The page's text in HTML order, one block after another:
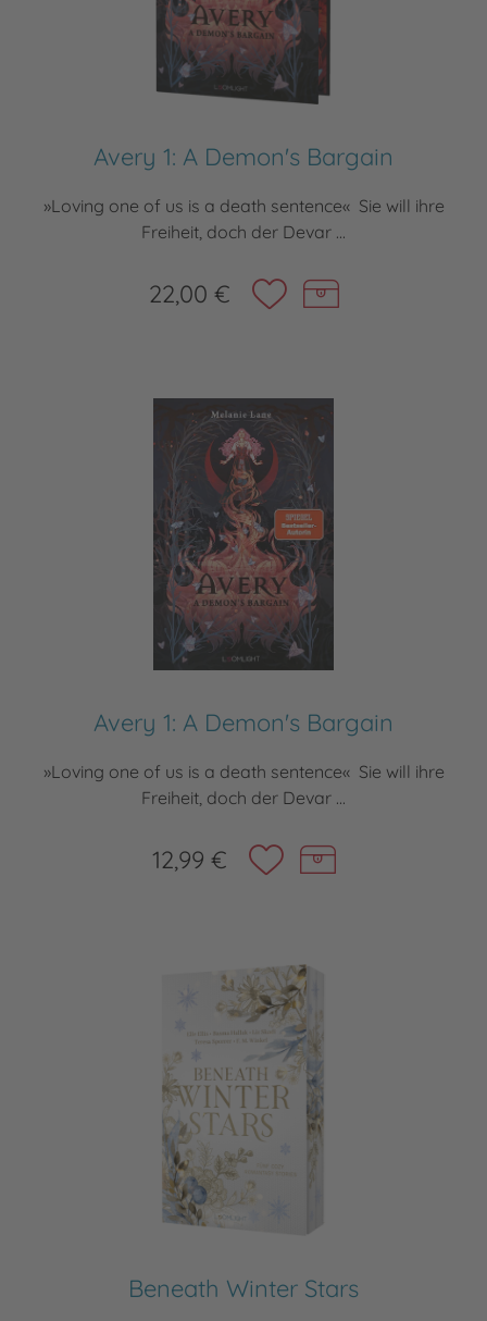
Avery 1: A Demon's Bargain
»Loving one of us is a death sentence« Sie will ihre
Freiheit, doch der Devar ...
22,00 €
Avery 1: A Demon's Bargain
»Loving one of us is a death sentence« Sie will ihre
Freiheit, doch der Devar ...
12,99 €
Beneath Winter Stars